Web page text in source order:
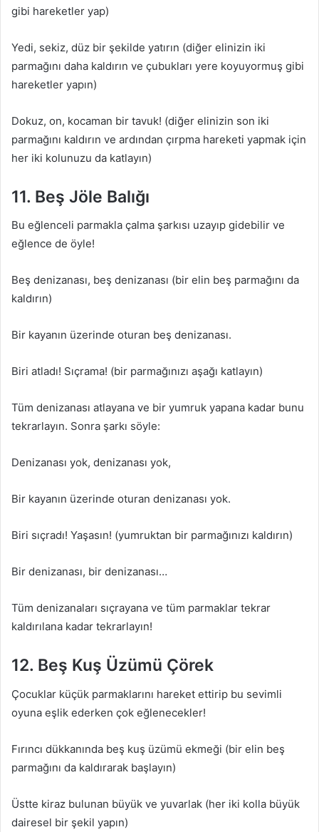
gibi hareketler yap)
Yedi, sekiz, düz bir şekilde yatırın (diğer elinizin iki
parmağını daha kaldırın ve çubukları yere koyuyormuş gibi
hareketler yapın)
Dokuz, on, kocaman bir tavuk! (diğer elinizin son iki
parmağını kaldırın ve ardından çırpma hareketi yapmak için
her iki kolunuzu da katlayın)
11. Beş Jöle Balığı
Bu eğlenceli parmakla çalma şarkısı uzayıp gidebilir ve
eğlence de öyle!
Beş denizanası, beş denizanası (bir elin beş parmağını da
kaldırın)
Bir kayanın üzerinde oturan beş denizanası.
Biri atladı! Sıçrama! (bir parmağınızı aşağı katlayın)
Tüm denizanası atlayana ve bir yumruk yapana kadar bunu
tekrarlayın. Sonra şarkı söyle:
Denizanası yok, denizanası yok,
Bir kayanın üzerinde oturan denizanası yok.
Biri sıçradı! Yaşasın! (yumruktan bir parmağınızı kaldırın)
Bir denizanası, bir denizanası…
Tüm denizanaları sıçrayana ve tüm parmaklar tekrar
kaldırılana kadar tekrarlayın!
12. Beş Kuş Üzümü Çörek
Çocuklar küçük parmaklarını hareket ettirip bu sevimli
oyuna eşlik ederken çok eğlenecekler!
Fırıncı dükkanında beş kuş üzümü ekmeği (bir elin beş
parmağını da kaldırarak başlayın)
Üstte kiraz bulunan büyük ve yuvarlak (her iki kolla büyük
dairesel bir şekil yapın)